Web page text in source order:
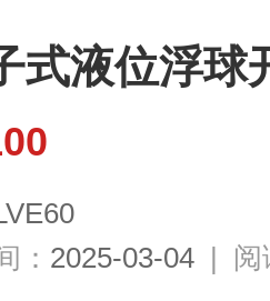
式液位浮球
： 2025-03-04 | 阅